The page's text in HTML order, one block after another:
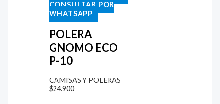
CONSULTAR POR
WHATSAPP
POLERA
GNOMO ECO
P-10
CAMISAS Y POLERAS
$24.900